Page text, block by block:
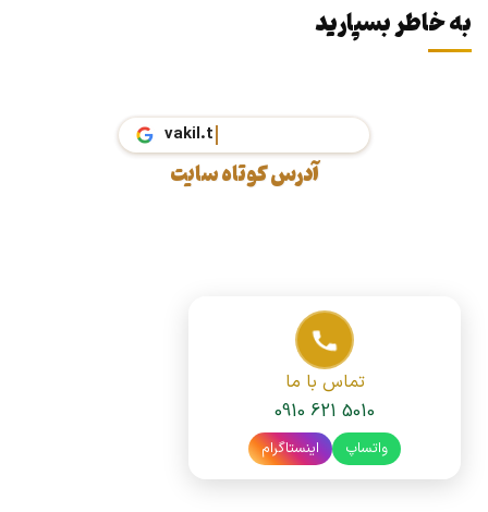
به خاطر بسپارید
vaki
آدرس کوتاه سایت
تماس با ما
0910 621 5010
واتساپ اینستاگرام